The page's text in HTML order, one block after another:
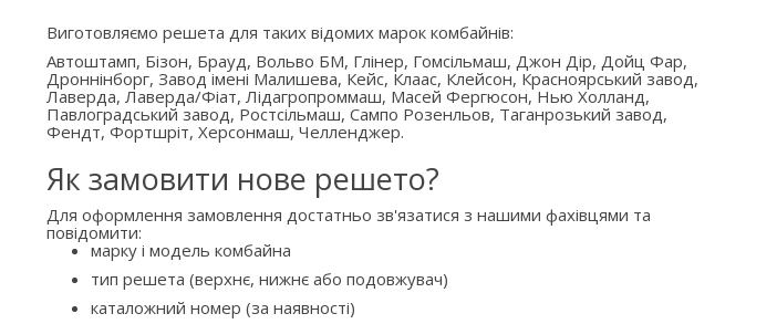
Виготовляємо решета для таких відомих марок комбайнів:
Автоштамп, Бізон, Брауд, Вольво БМ, Глінер, Гомсільмаш, Джон Дір, Дойц Фар,
Дроннінборг, Завод імені Малишева, Кейс, Клаас, Клейсон, Красноярський завод,
Лаверда, Лаверда/Фіат, Лідагропроммаш, Масей Фергюсон, Нью Холланд,
Павлоградський завод, Ростсільмаш, Сампо Розенльов, Таганрозький завод,
Фендт, Фортшріт, Херсонмаш, Челленджер.
Як замовити нове решето?
Для оформлення замовлення достатньо зв'язатися з нашими фахівцями та
повідомити:
марку і модель комбайна
тип решета (верхнє, нижнє або подовжувач)
каталожний номер (за наявності)